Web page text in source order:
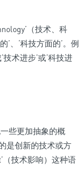
（技术、科
、‘科技方面的’。例
术进步’或‘科技进
些更加抽象的概
是创新的技术或方
（技术影响）这种语